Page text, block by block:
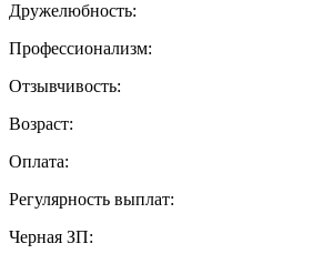
Дружелюбность:
Профессионализм:
Отзывчивость:
Возраст:
Оплата:
Регулярность выплат:
Черная ЗП: